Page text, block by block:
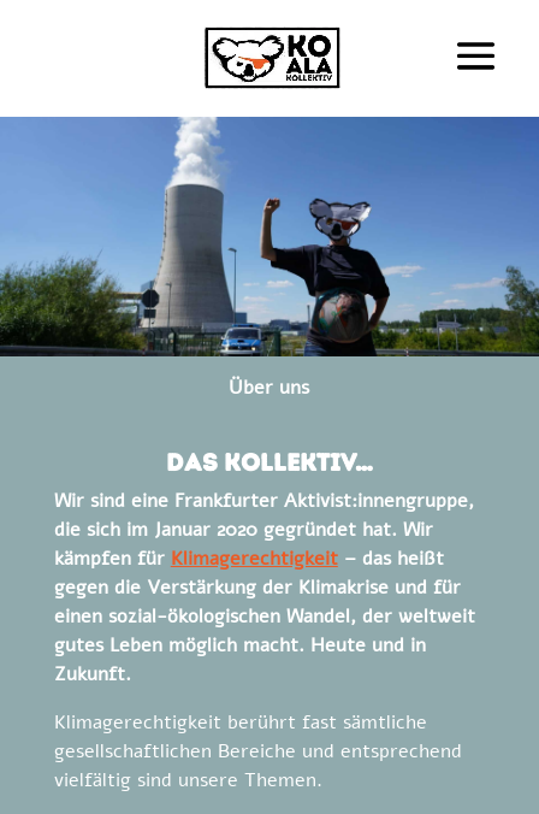
Über uns
Das Kollektiv…
Wir sind eine Frankfurter Aktivist:innengruppe,
die sich im Januar 2020 gegründet hat. Wir
kämpfen für Klimagerechtigkeit – das heißt
gegen die Verstärkung der Klimakrise und für
einen sozial-ökologischen Wandel, der weltweit
gutes Leben möglich macht. Heute und in
Zukunft.
Klimagerechtigkeit berührt fast sämtliche
gesellschaftlichen Bereiche und entsprechend
vielfältig sind unsere Themen.